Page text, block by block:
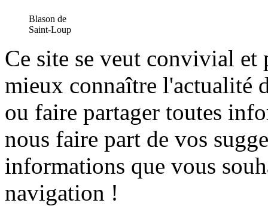
Blason de
Saint-Loup
Ce site se veut convivial et
mieux connaître l'actualité
ou faire partager toutes
nous faire part de vos
informations que vous
navigation !